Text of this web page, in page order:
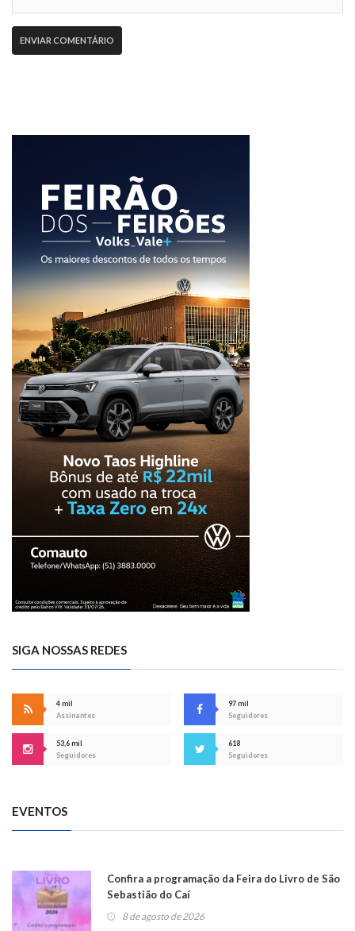
SIGA NOSSAS REDES
4 mil
Assinantes
97 mil
Seguidores
53,6 mil
Seguidores
618
Seguidores
EVENTOS
Confira a programação da Feira do Livro de São
Sebastião do Caí
8 de agosto de 2026